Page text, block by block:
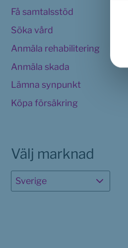
Få samtalsstöd
Söka vård
Anmäla rehabilitering
Anmäla skada
Lämna synpunkt
Köpa försäkring
Välj marknad
Sverige